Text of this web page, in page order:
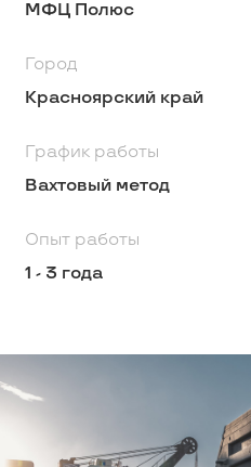
МФЦ Полюс
Город
Красноярский край
График работы
Вахтовый метод
Опыт работы
1 - 3 года